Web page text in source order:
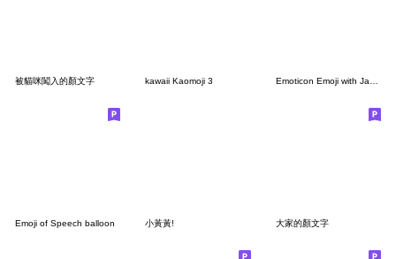
被貓咪闖入的顏文字 kawaii Kaomoji 3
Emoji of Speech balloon 小黃黃! 大家的顏文字